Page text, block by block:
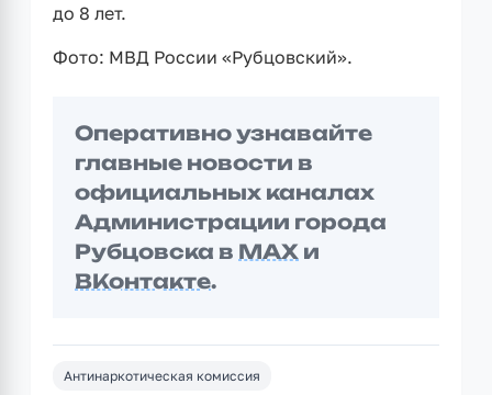
до 8 лет.
Фото: МВД России «Рубцовский».
Оперативно узнавайте
главные новости в
официальных каналах
Администрации города
Рубцовска в MAX и
ВКонтакте.
Антинаркотическая комиссия